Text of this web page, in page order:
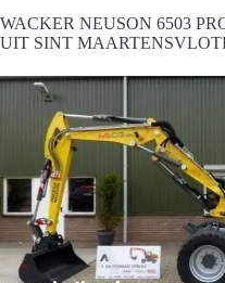
WACKER NEUSON 6503
UIT SINT